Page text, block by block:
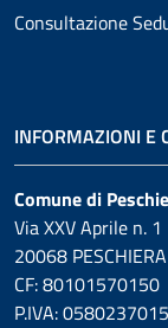
Consultazione
INFORMAZIONI E
Comune di
Via XXV Aprile n. 1
20068
CF: 80101570150
P.IVA: